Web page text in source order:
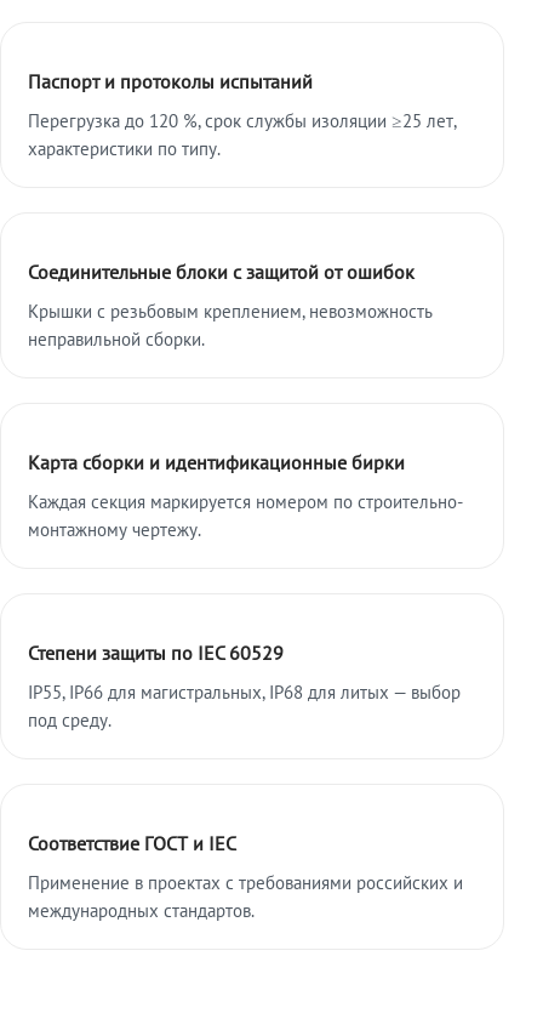
Паспорт и протоколы испытаний
Перегрузка до 120 %, срок службы изоляции ≥25 лет,
характеристики по типу.
Соединительные блоки с защитой от ошибок
Крышки с резьбовым креплением, невозможность
неправильной сборки.
Карта сборки и идентификационные бирки
Каждая секция маркируется номером по строительно-
монтажному чертежу.
Степени защиты по IEC 60529
IP55, IP66 для магистральных, IP68 для литых — выбор
под среду.
Соответствие ГОСТ и IEC
Применение в проектах с требованиями российских и
международных стандартов.